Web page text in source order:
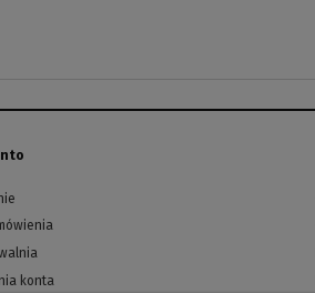
konta